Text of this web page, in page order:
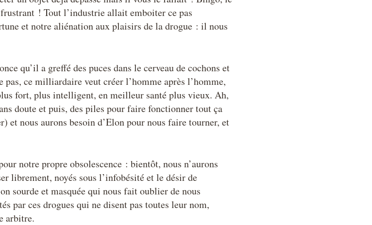
! Tout l’industrie allait emboiter ce pas
et notre aliénation aux plaisirs de la drogue : il nous
qu’il a greffé des puces dans le cerveau de cochons et
pas, ce milliardaire veut créer l’homme après l’homme,
fort, plus intelligent, en meilleur santé plus vieux. Ah,
doute et puis, des piles pour faire fonctionner tout ça
et nous aurons besoin d’Elon pour nous faire tourner, et
notre propre obsolescence : bientôt, nous n’aurons
librement, noyés sous l’infobésité et le désir de
sourde et masquée qui nous fait oublier de nous
par ces drogues qui ne disent pas toutes leur nom,
arbitre.